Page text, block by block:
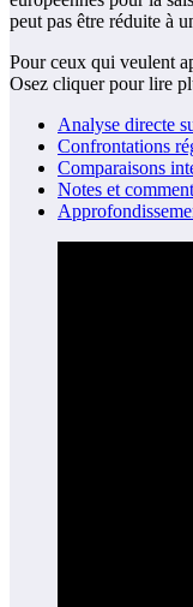
peut pas être réduite à
Pour ceux qui veulent
Osez cliquer pour lire
Analyse directe
Confrontations
Comparaisons
Notes et